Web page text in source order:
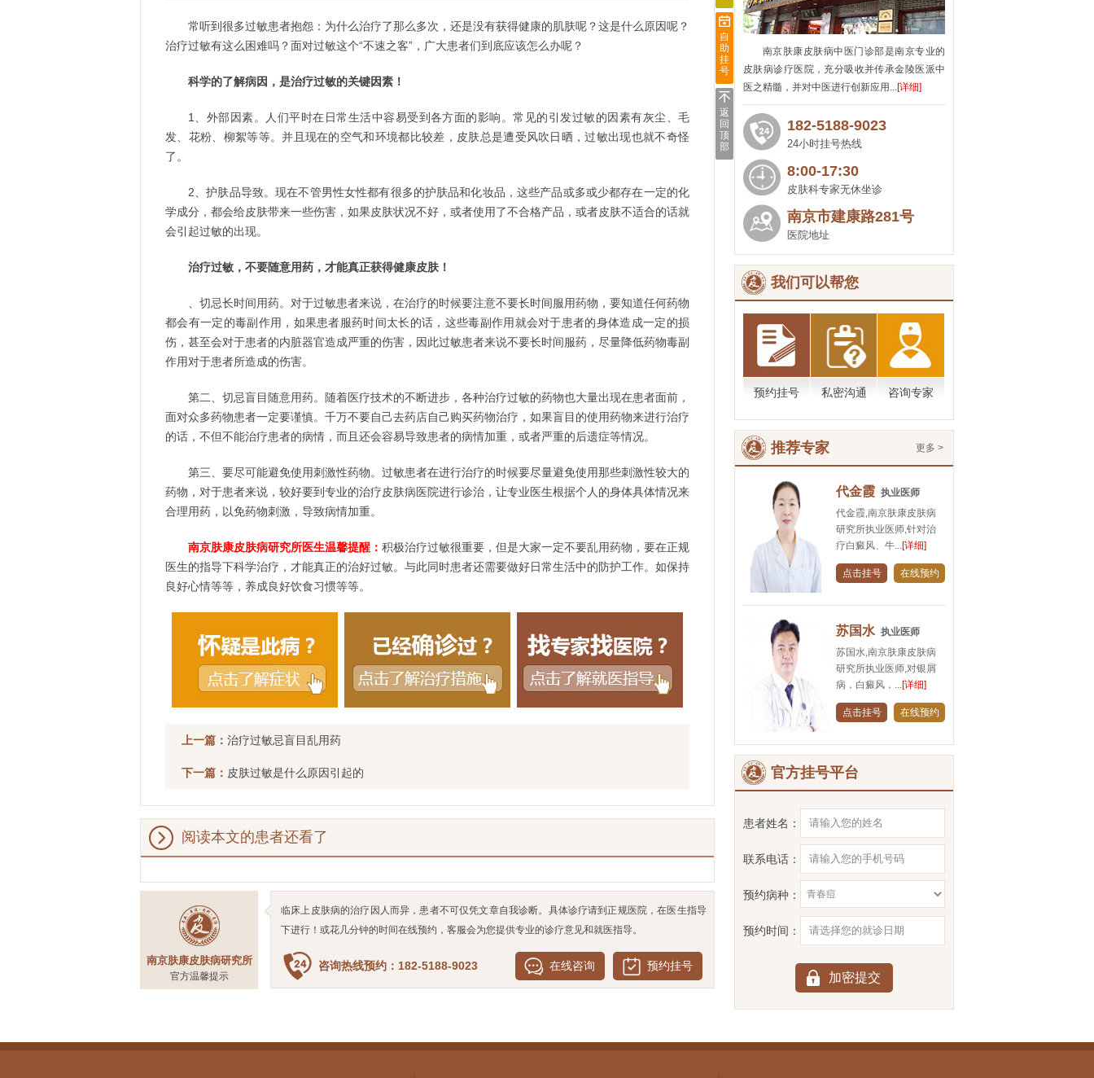
常听到很多过敏患者抱怨：为什么治疗了那么多次，还是没有获得健康的肌肤呢？这是什么原因呢？
治疗过敏有这么困难吗？面对过敏这个“不速之客”，广大患者们到底应该怎么办呢？
科学的了解病因，是治疗过敏的关键因素！
1、外部因素。人们平时在日常生活中容易受到各方面的影响。常见的引发过敏的因素有灰尘、毛
发、花粉、柳絮等等。并且现在的空气和环境都比较差，皮肤总是遭受风吹日晒，过敏出现也就不奇怪
了。
2、护肤品导致。现在不管男性女性都有很多的护肤品和化妆品，这些产品或多或少都存在一定的化
学成分，都会给皮肤带来一些伤害，如果皮肤状况不好，或者使用了不合格产品，或者皮肤不适合的话就
会引起过敏的出现。
治疗过敏，不要随意用药，才能真正获得健康皮肤！
、切忌长时间用药。对于过敏患者来说，在治疗的时候要注意不要长时间服用药物，要知道任何药物
都会有一定的毒副作用，如果患者服药时间太长的话，这些毒副作用就会对于患者的身体造成一定的损
伤，甚至会对于患者的内脏器官造成严重的伤害，因此过敏患者来说不要长时间服药，尽量降低药物毒副
作用对于患者所造成的伤害。
第二、切忌盲目随意用药。随着医疗技术的不断进步，各种治疗过敏的药物也大量出现在患者面前，
面对众多药物患者一定要谨慎。千万不要自己去药店自己购买药物治疗，如果盲目的使用药物来进行治疗
的话，不但不能治疗患者的病情，而且还会容易导致患者的病情加重，或者严重的后遗症等情况。
第三、要尽可能避免使用刺激性药物。过敏患者在进行治疗的时候要尽量避免使用那些刺激性较大的
药物，对于患者来说，较好要到专业的治疗皮肤病医院进行诊治，让专业医生根据个人的身体具体情况来
合理用药，以免药物刺激，导致病情加重。
南京肤康皮肤病研究所医生温馨提醒： 积极治疗过敏很重要，但是大家一定不要乱用药物，要在正规
医生的指导下科学治疗，才能真正的治好过敏。与此同时患者还需要做好日常生活中的防护工作。如保持
良好心情等等，养成良好饮食习惯等等。
上一篇： 治疗过敏忌盲目乱用药
下一篇： 皮肤过敏是什么原因引起的
阅读本文的患者还看了
南京肤康皮肤病研究所
官方温馨提示
临床上皮肤病的治疗因人而异，患者不可仅凭文章自我诊断。具体诊疗请到正规医院，在医生指导
下进行！或花几分钟的时间在线预约，客服会为您提供专业的诊疗意见和就医指导。
咨询热线预约：182-5188-9023 在线咨询 预约挂号
自
助
挂
号
返
回
顶
部
南京肤康皮肤病中医门诊部是南京专业的
皮肤病诊疗医院，充分吸收并传承金陵医派中
医之精髓，并对中医进行创新应用...[详细]
182-5188-9023
24小时挂号热线
8:00-17:30
皮肤科专家无休坐诊
南京市建康路281号
医院地址
我们可以帮您
预约挂号 私密沟通 咨询专家
推荐专家 更多 >
代金霞 执业医师
代金霞,南京肤康皮肤病
研究所执业医师,针对治
疗白癜风、牛...[详细]
点击挂号 在线预约
苏国水 执业医师
苏国水,南京肤康皮肤病
研究所执业医师,对银屑
病，白癜风，...[详细]
点击挂号 在线预约
官方挂号平台
患者姓名：
联系电话：
预约病种：
预约时间：